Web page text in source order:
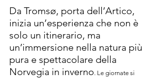
Da Tromsø, porta dell’Artico,
inizia un’esperienza che non è
solo un itinerario, ma
un’immersione nella natura più
pura e spettacolare della
Norvegia in inverno. Le giornate si